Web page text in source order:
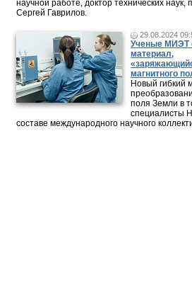
научной работе, доктор технических наук,
Сергей Гаврилов.
29.08.2024
Ученые МИЭТ
материал,
магнитного
Новый гибкий
поля Земли в
специалисты
составе международного научного